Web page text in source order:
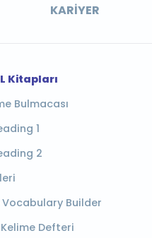
KARIYER
Kitapları
Bulmacası
1
2
Builder
Kelime Defteri